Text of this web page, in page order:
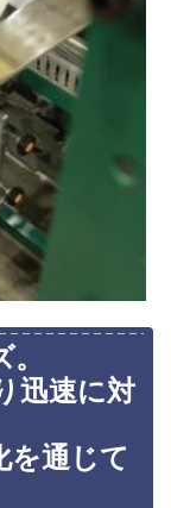
迅速に対
を通じて